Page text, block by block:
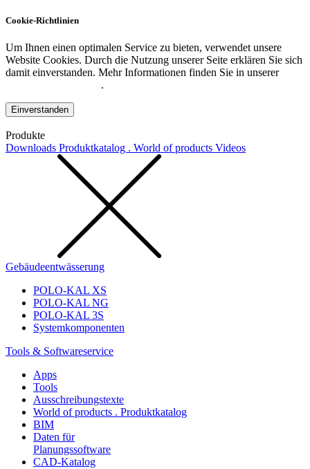
Cookie-Richtlinien
Um Ihnen einen optimalen Service zu bieten, verwendet unsere
Website Cookies. Durch die Nutzung unserer Seite erklären Sie sich
damit einverstanden. Mehr Informationen finden Sie in unserer
.
Einverstanden
Produkte
Downloads Produktkatalog . World of products Videos
Gebäudeentwässerung
POLO-KAL XS
POLO-KAL NG
POLO-KAL 3S
Systemkomponenten
Tools & Softwareservice
Apps
Tools
Ausschreibungstexte
World of products . Produktkatalog
BIM
Daten für
Planungssoftware
CAD-Katalog